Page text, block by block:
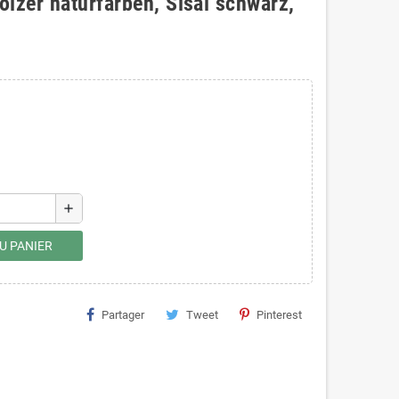
add
PANIER
Partager Tweet Pinterest